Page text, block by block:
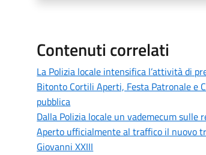
Contenuti correlati
La Polizia locale intensifica l’attività di
Bitonto Cortili Aperti, Festa Patronale e
pubblica
Dalla Polizia locale un vademecum
Aperto ufficialmente al traffico il nuovo
Giovanni XXIII